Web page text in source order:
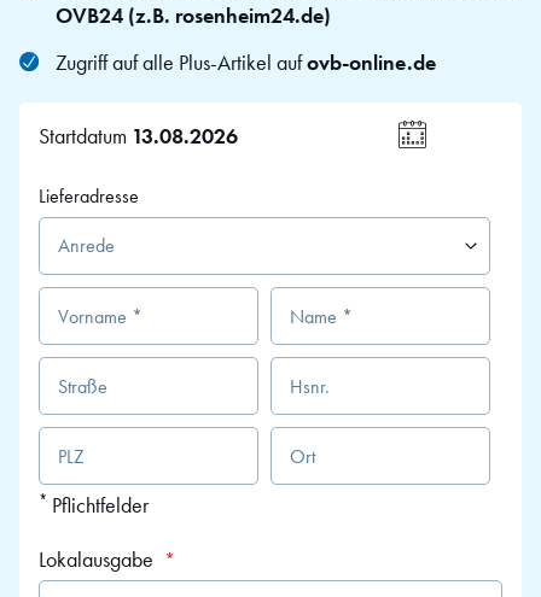
OVB24 (z.B. rosenheim24.de)
Zugriff auf alle Plus-Artikel aufovb-online.de
Startdatum
ein
Lieferadresse
* Pflichtfelder
Lokalausgabe